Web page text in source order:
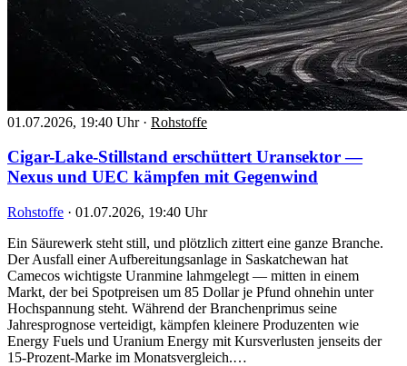
01.07.2026, 19:40 Uhr · Rohstoffe
Cigar-Lake-Stillstand erschüttert Uransektor —
Nexus und UEC kämpfen mit Gegenwind
Rohstoffe · 01.07.2026, 19:40 Uhr
Ein Säurewerk steht still, und plötzlich zittert eine ganze Branche.
Der Ausfall einer Aufbereitungsanlage in Saskatchewan hat
Camecos wichtigste Uranmine lahmgelegt — mitten in einem
Markt, der bei Spotpreisen um 85 Dollar je Pfund ohnehin unter
Hochspannung steht. Während der Branchenprimus seine
Jahresprognose verteidigt, kämpfen kleinere Produzenten wie
Energy Fuels und Uranium Energy mit Kursverlusten jenseits der
15-Prozent-Marke im Monatsvergleich.…